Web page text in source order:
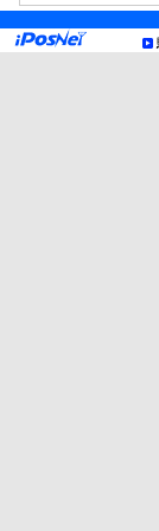
お知らせ